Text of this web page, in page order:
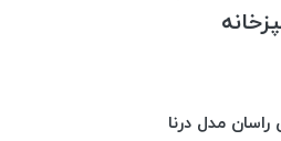
مدل درنا